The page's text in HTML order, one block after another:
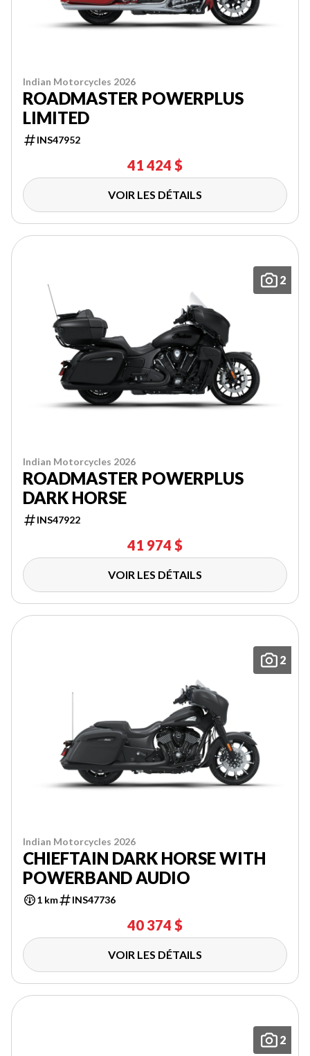
Indian Motorcycles 2026
ROADMASTER POWERPLUS
LIMITED
INS47952
41 424 $
VOIR LES DÉTAILS
2
Indian Motorcycles 2026
ROADMASTER POWERPLUS
DARK HORSE
INS47922
41 974 $
VOIR LES DÉTAILS
2
Indian Motorcycles 2026
CHIEFTAIN DARK HORSE WITH
POWERBAND AUDIO
1 km INS47736
40 374 $
VOIR LES DÉTAILS
2